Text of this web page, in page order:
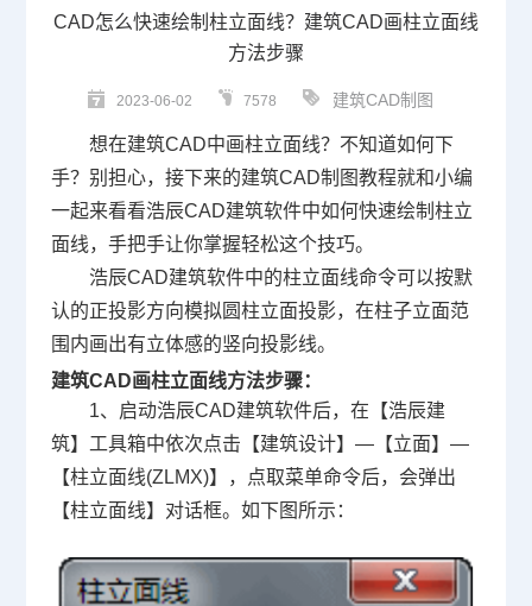
CAD怎么快速绘制柱立面线？建筑CAD画柱立面线
方法步骤
2023-06-02 7578 建筑CAD制图
想在建筑CAD中画柱立面线？不知道如何下
手？别担心，接下来的建筑CAD制图教程就和小编
一起来看看浩辰CAD建筑软件中如何快速绘制柱立
面线，手把手让你掌握轻松这个技巧。
浩辰CAD建筑软件中的柱立面线命令可以按默
认的正投影方向模拟圆柱立面投影，在柱子立面范
围内画出有立体感的竖向投影线。
建筑CAD画柱立面线方法步骤：
1、启动浩辰CAD建筑软件后，在【浩辰建
筑】工具箱中依次点击【建筑设计】—【立面】—
【柱立面线(ZLMX)】，点取菜单命令后，会弹出
【柱立面线】对话框。如下图所示：